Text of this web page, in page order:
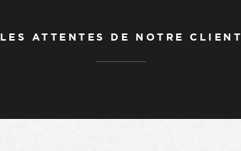
LES ATTENTES DE NOTRE CLIENT